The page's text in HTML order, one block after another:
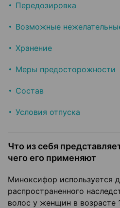
Передозировка
Возможные
Хранение
Меры предосторожности
Состав
Условия отпуска
Что из себя
чего его применяют
Миноксифор используется
распространенного
волос у женщин в возрасте